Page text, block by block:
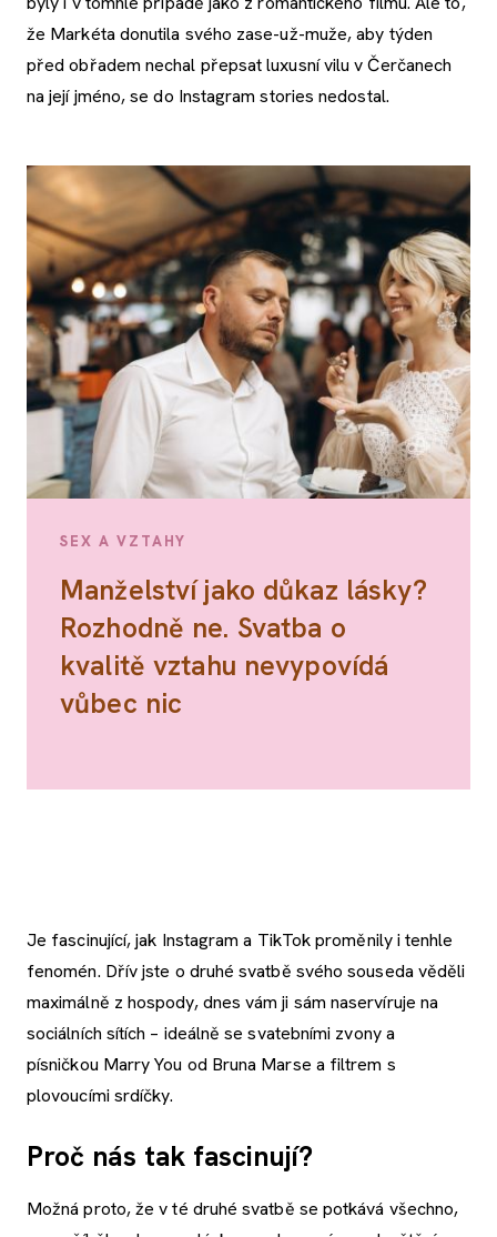
že Markéta donutila svého zase-už-muže, aby týden
před obřadem nechal přepsat luxusní vilu v Čerčanech
na její jméno, se do Instagram stories nedostal.
SEX A VZTAHY
Manželství jako důkaz lásky?
Rozhodně ne. Svatba o
kvalitě vztahu nevypovídá
vůbec nic
Je fascinující, jak Instagram a TikTok proměnily i tenhle
fenomén. Dřív jste o druhé svatbě svého souseda věděli
maximálně z hospody, dnes vám ji sám naservíruje na
sociálních sítích – ideálně se svatebními zvony a
písničkou Marry You od Bruna Marse a filtrem s
plovoucími srdíčky.
Proč nás tak fascinují?
Možná proto, že v té druhé svatbě se potkává všechno,